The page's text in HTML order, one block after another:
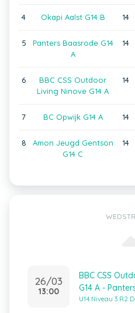
4 Okapi Aalst G14 B 14
5
Panters Baasrode G14
A
14
6
BBC CSS Outdoor
Living Ninove G14 A
14
7 BC Opwijk G14 A 14
8
Amon Jeugd Gentson
G14 C
14
26/03
13:00
BBC CSS
G14 A -
U14 Niveau 3 R2